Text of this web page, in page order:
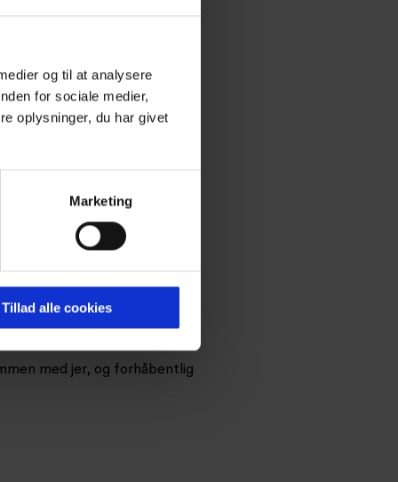
og til at analysere
for sociale medier,
oplysninger, du har givet
Marketing
Tillad alle cookies
Borrisholt Steen vil
vil være årsag til
med jer, og forhåbentlig